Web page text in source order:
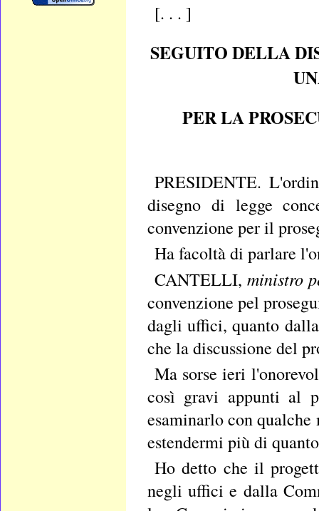
[. . . ]
SEGUITO DELLA
PER LA
PRESIDENTE.
disegno di legge
convenzione per il
Ha facoltà di parlare
CANTELLI, ministro
convenzione pel
dagli uffici, quanto
che la discussione del
Ma sorse ieri
così gravi appunti al
esaminarlo con
estendermi più di
Ho detto che il
negli uffici e dalla